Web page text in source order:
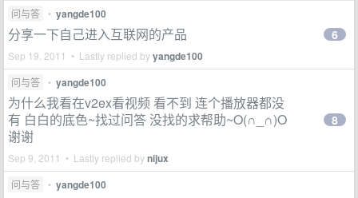
问与答 • yangde100
分享一下自己进入互联网的产品
Sep 19, 2011 • Lastly replied byyangde100
6
问与答 • yangde100
为什么我看在v2ex看视频 看不到 连个播放器都没
有 白白的底色~找过问答 没找的求帮助~O(∩_∩)O
谢谢
Sep 9, 2011 • Lastly replied bynijux
8
问与答 • yangde100